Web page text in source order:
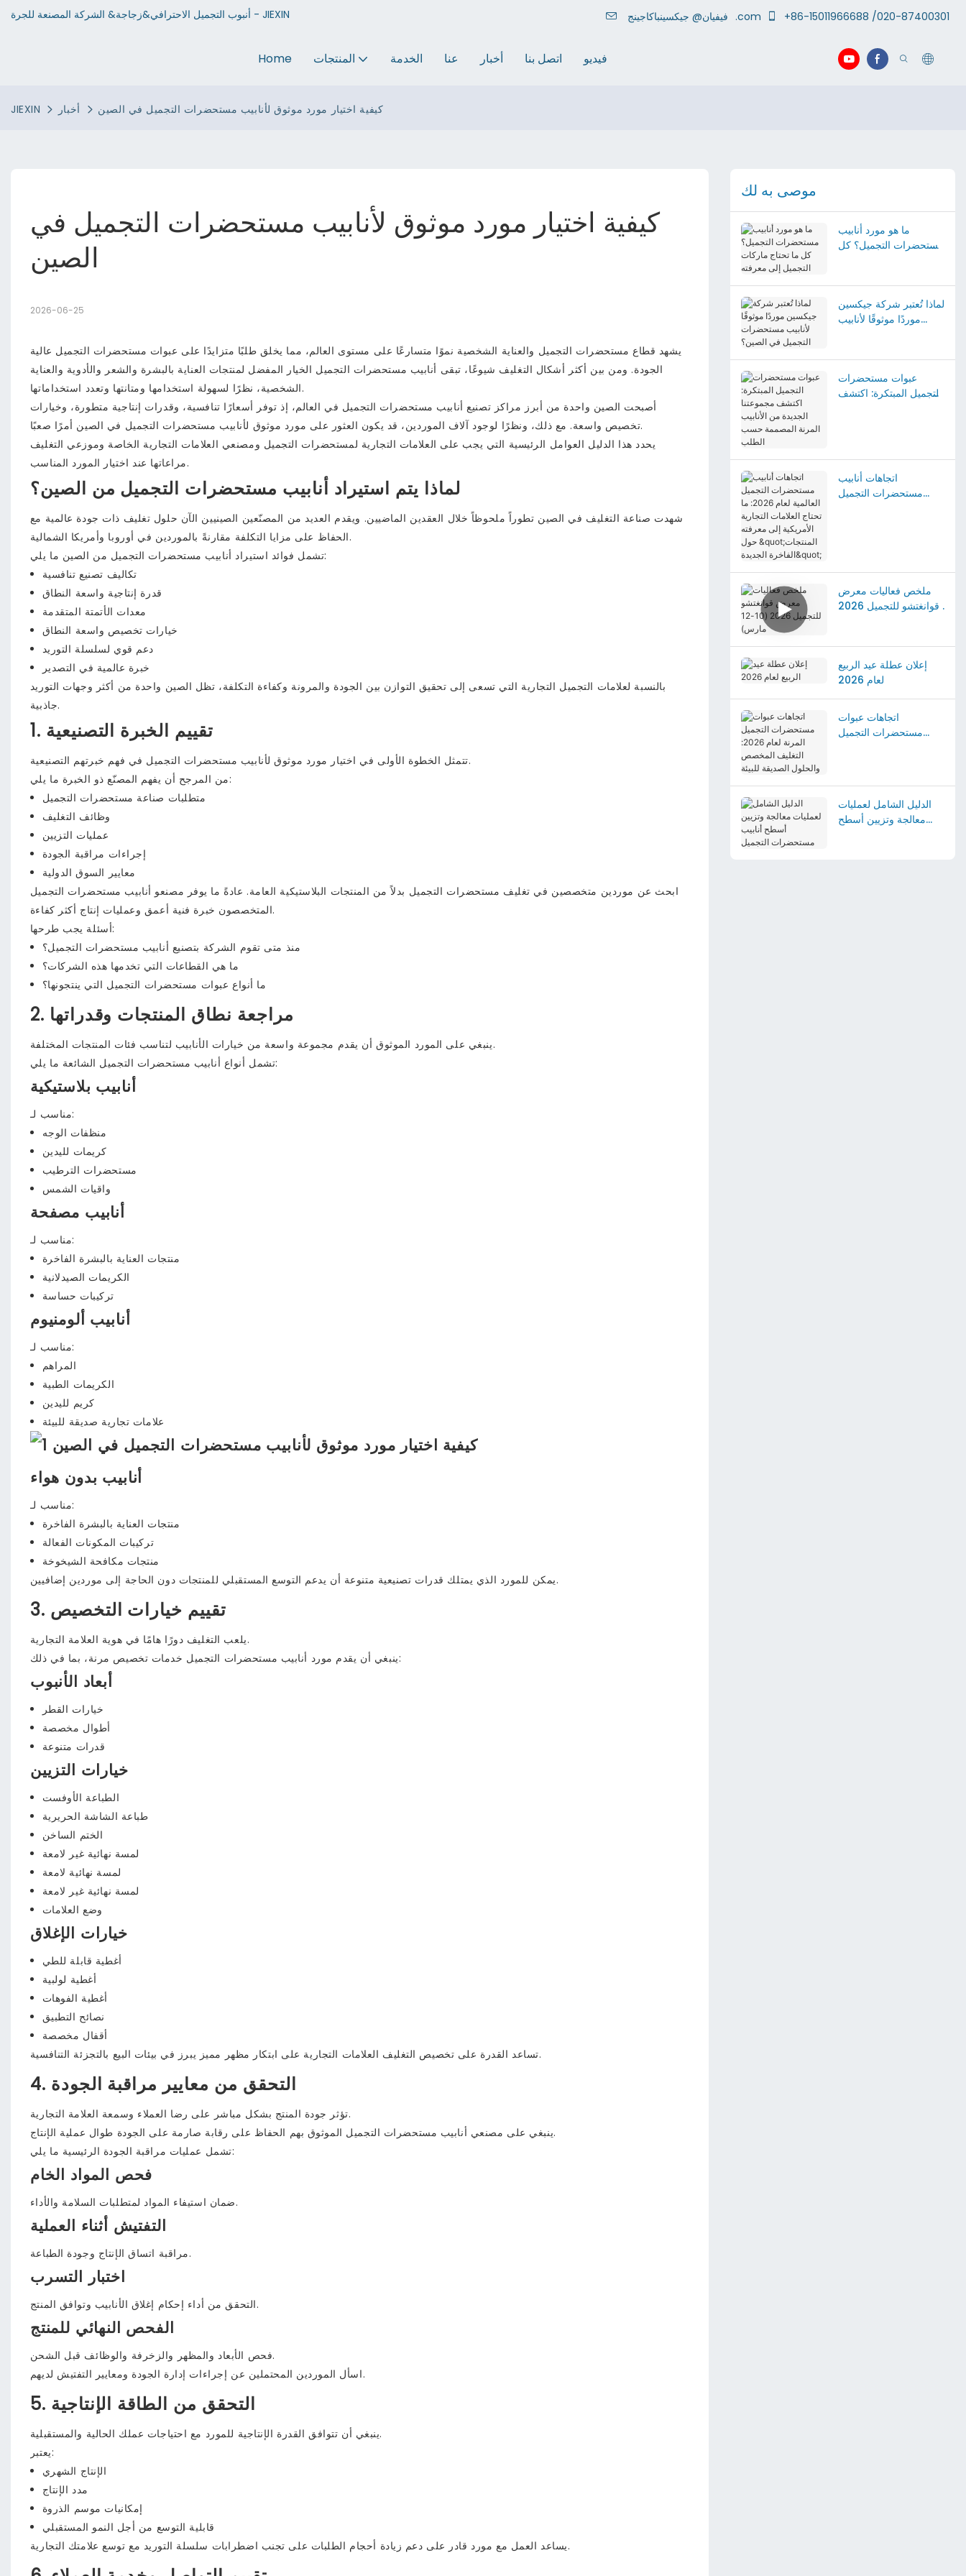
أنبوب التجميل الاحترافي&زجاجة& الشركة المصنعة للجرة - JIEXIN فيفيان@ .com +86-15011966688 /020-87400301
Home المنتجات الخدمة عنا أخبار اتصل بنا فيديو
JIEXIN أخبار كيفية اختيار مورد موثوق لأنابيب مستحضرات التجميل في الصين
كيفية اختيار مورد موثوق لأنابيب مستحضرات التجميل في
الصين
2026-06-25
يشهد قطاع مستحضرات التجميل والعناية الشخصية نموًا متسارعًا على مستوى العالم، مما يخلق طلبًا متزايدًا على عبوات مستحضرات التجميل عالية
الجودة. ومن بين أكثر أشكال التغليف شيوعًا، تبقى أنابيب مستحضرات التجميل الخيار المفضل لمنتجات العناية بالبشرة والشعر والأدوية والعناية
الشخصية، نظرًا لسهولة استخدامها ومتانتها وتعدد استخداماتها.
أصبحت الصين واحدة من أبرز مراكز تصنيع أنابيب مستحضرات التجميل في العالم، إذ توفر أسعارًا تنافسية، وقدرات إنتاجية متطورة، وخيارات
تخصيص واسعة. مع ذلك، ونظرًا لوجود آلاف الموردين، قد يكون العثور على مورد موثوق لأنابيب مستحضرات التجميل في الصين أمرًا صعبًا.
يحدد هذا الدليل العوامل الرئيسية التي يجب على العلامات التجارية لمستحضرات التجميل ومصنعي العلامات التجارية الخاصة وموزعي التغليف
مراعاتها عند اختيار المورد المناسب.
لماذا يتم استيراد أنابيب مستحضرات التجميل من الصين؟
شهدت صناعة التغليف في الصين تطوراً ملحوظاً خلال العقدين الماضيين. ويقدم العديد من المصنّعين الصينيين الآن حلول تغليف ذات جودة عالمية مع
الحفاظ على مزايا التكلفة مقارنةً بالموردين في أوروبا وأمريكا الشمالية.
تشمل فوائد استيراد أنابيب مستحضرات التجميل من الصين ما يلي:
تكاليف تصنيع تنافسية
قدرة إنتاجية واسعة النطاق
معدات الأتمتة المتقدمة
خيارات تخصيص واسعة النطاق
دعم قوي لسلسلة التوريد
خبرة عالمية في التصدير
بالنسبة لعلامات التجميل التجارية التي تسعى إلى تحقيق التوازن بين الجودة والمرونة وكفاءة التكلفة، تظل الصين واحدة من أكثر وجهات التوريد
جاذبية.
1. تقييم الخبرة التصنيعية
تتمثل الخطوة الأولى في اختيار مورد موثوق لأنابيب مستحضرات التجميل في فهم خبرتهم التصنيعية.
من المرجح أن يفهم المصنّع ذو الخبرة ما يلي:
متطلبات صناعة مستحضرات التجميل
وظائف التغليف
عمليات التزيين
إجراءات مراقبة الجودة
معايير السوق الدولية
ابحث عن موردين متخصصين في تغليف مستحضرات التجميل بدلاً من المنتجات البلاستيكية العامة. عادةً ما يوفر مصنعو أنابيب مستحضرات التجميل
المتخصصون خبرة فنية أعمق وعمليات إنتاج أكثر كفاءة.
أسئلة يجب طرحها:
منذ متى تقوم الشركة بتصنيع أنابيب مستحضرات التجميل؟
ما هي القطاعات التي تخدمها هذه الشركات؟
ما أنواع عبوات مستحضرات التجميل التي ينتجونها؟
2. مراجعة نطاق المنتجات وقدراتها
ينبغي على المورد الموثوق أن يقدم مجموعة واسعة من خيارات الأنابيب لتناسب فئات المنتجات المختلفة.
تشمل أنواع أنابيب مستحضرات التجميل الشائعة ما يلي:
أنابيب بلاستيكية
مناسب لـ:
منظفات الوجه
كريمات لليدين
مستحضرات الترطيب
واقيات الشمس
أنابيب مصفحة
مناسب لـ:
منتجات العناية بالبشرة الفاخرة
الكريمات الصيدلانية
تركيبات حساسة
أنابيب ألومنيوم
مناسب لـ:
المراهم
الكريمات الطبية
كريم لليدين
علامات تجارية صديقة للبيئة
أنابيب بدون هواء
مناسب لـ:
منتجات العناية بالبشرة الفاخرة
تركيبات المكونات الفعالة
منتجات مكافحة الشيخوخة
يمكن للمورد الذي يمتلك قدرات تصنيعية متنوعة أن يدعم التوسع المستقبلي للمنتجات دون الحاجة إلى موردين إضافيين.
3. تقييم خيارات التخصيص
يلعب التغليف دورًا هامًا في هوية العلامة التجارية.
ينبغي أن يقدم مورد أنابيب مستحضرات التجميل خدمات تخصيص مرنة، بما في ذلك:
أبعاد الأنبوب
خيارات القطر
أطوال مخصصة
قدرات متنوعة
خيارات التزيين
الطباعة الأوفست
طباعة الشاشة الحريرية
الختم الساخن
لمسة نهائية غير لامعة
لمسة نهائية لامعة
لمسة نهائية غير لامعة
وضع العلامات
خيارات الإغلاق
أغطية قابلة للطي
أغطية لولبية
أغطية الفوهات
نصائح التطبيق
أقفال مخصصة
تساعد القدرة على تخصيص التغليف العلامات التجارية على ابتكار مظهر مميز يبرز في بيئات البيع بالتجزئة التنافسية.
4. التحقق من معايير مراقبة الجودة
تؤثر جودة المنتج بشكل مباشر على رضا العملاء وسمعة العلامة التجارية.
ينبغي على مصنعي أنابيب مستحضرات التجميل الموثوق بهم الحفاظ على رقابة صارمة على الجودة طوال عملية الإنتاج.
تشمل عمليات مراقبة الجودة الرئيسية ما يلي:
فحص المواد الخام
ضمان استيفاء المواد لمتطلبات السلامة والأداء.
التفتيش أثناء العملية
مراقبة اتساق الإنتاج وجودة الطباعة.
اختبار التسرب
التحقق من أداء إحكام إغلاق الأنابيب وتوافق المنتج.
الفحص النهائي للمنتج
فحص الأبعاد والمظهر والزخرفة والوظائف قبل الشحن.
اسأل الموردين المحتملين عن إجراءات إدارة الجودة ومعايير التفتيش لديهم.
5. التحقق من الطاقة الإنتاجية
ينبغي أن تتوافق القدرة الإنتاجية للمورد مع احتياجات عملك الحالية والمستقبلية.
يعتبر:
الإنتاج الشهري
مدد الإنتاج
إمكانيات موسم الذروة
قابلية التوسع من أجل النمو المستقبلي
يساعد العمل مع مورد قادر على دعم زيادة أحجام الطلبات على تجنب اضطرابات سلسلة التوريد مع توسع علامتك التجارية.
موصى به لك
ما هو مورد أنابيب
مستحضرات التجميل؟ كل
لماذا تُعتبر شركة جيكسين
موردًا موثوقًا لأنابيب
عبوات مستحضرات
التجميل المبتكرة: اكتشف
اتجاهات أنابيب
مستحضرات التجميل
الجديدة"
ملخص فعاليات معرض
قوانغتشو للتجميل 2026
إعلان عطلة عيد الربيع
لعام 2026
اتجاهات عبوات
مستحضرات التجميل
الدليل الشامل لعمليات
معالجة وتزيين أسطح